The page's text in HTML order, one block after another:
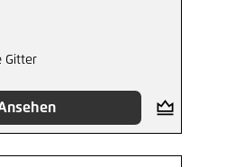
Gitter